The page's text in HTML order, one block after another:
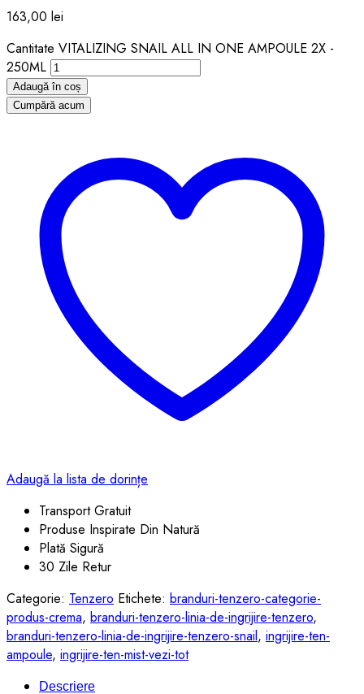
163,00 lei
Cantitate VITALIZING SNAIL ALL IN ONE AMPOULE 2X -
250ML
Adaugă în coș
Cumpără acum
Adaugă la lista de dorințe
Transport Gratuit
Produse Inspirate Din Natură
Plată Sigură
30 Zile Retur
Categorie: Tenzero Etichete: branduri-tenzero-categorie-
produs-crema, branduri-tenzero-linia-de-ingrijire-tenzero,
branduri-tenzero-linia-de-ingrijire-tenzero-snail, ingrijire-ten-
ampoule, ingrijire-ten-mist-vezi-tot
Descriere